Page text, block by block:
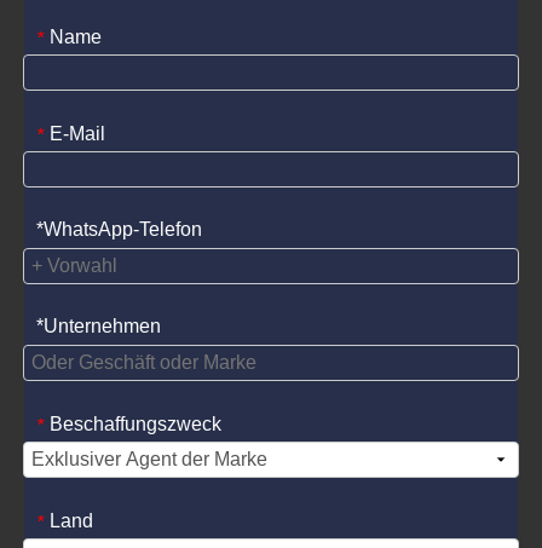
* Name
* E-Mail
*WhatsApp-Telefon
*Unternehmen
* Beschaffungszweck
* Land